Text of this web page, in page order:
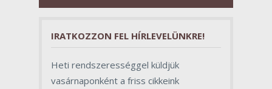
szerepet töltenek be az egész
IRATKOZZON FEL HÍRLEVELÜNKRE!
Heti rendszerességgel küldjük
vasárnaponként a friss cikkeink